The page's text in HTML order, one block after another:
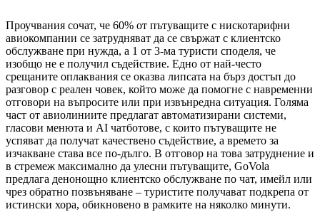
Проучвания сочат, че 60% от пътуващите с нискотарифни
авиокомпании се затрудняват да се свържат с клиентско
обслужване при нужда, а 1 от 3-ма туристи споделя, че
изобщо не е получил съдействие. Едно от най-често
срещаните оплаквания се оказва липсата на бърз достъп до
разговор с реален човек, който може да помогне с навременни
отговори на въпросите или при извънредна ситуация. Голяма
част от авиолиниите предлагат автоматизирани системи,
гласови менюта и AI чатботове, с които пътуващите не
успяват да получат качествено съдействие, а времето за
изчакване става все по-дълго. В отговор на това затруднение и
в стремеж максимално да улесни пътуващите, GoVola
предлага денонощно клиентско обслужване по чат, имейл или
чрез обратно позвъняване – туристите получават подкрепа от
истински хора, обикновено в рамките на няколко минути.